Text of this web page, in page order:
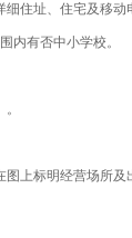
住址、住宅及移动
内有否中小学校。
上标明经营场所